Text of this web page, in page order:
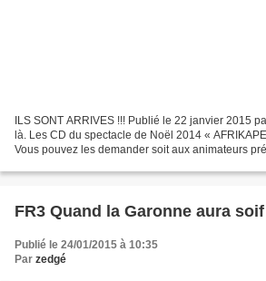
ILS SONT ARRIVES !!! Publié le 22 janvier 2015
là. Les CD du spectacle de Noël 2014 «
Vous pouvez les demander soit aux animateurs
FR3 Quand la Garonne aura soif
Publié le 24/01/2015 à 10:35
Par zedgé